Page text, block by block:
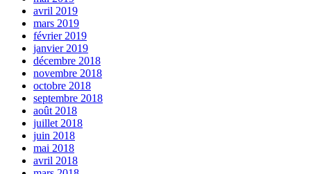
avril 2019
mars 2019
février 2019
janvier 2019
décembre 2018
novembre 2018
octobre 2018
septembre 2018
août 2018
juillet 2018
juin 2018
mai 2018
avril 2018